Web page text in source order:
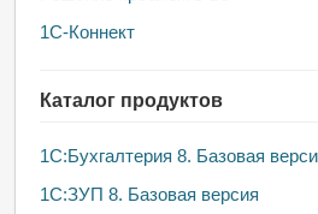
1С-Коннект
Каталог продуктов
1C:Бухгалтерия 8. Базовая
1С:ЗУП 8. Базовая версия